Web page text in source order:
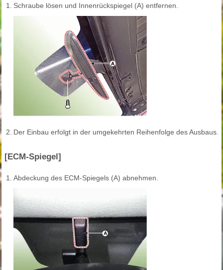
1. Schraube lösen und Innenrückspiegel (A) entfernen.
2. Der Einbau erfolgt in der umgekehrten Reihenfolge des Ausbaus.
[ECM-Spiegel]
1. Abdeckung des ECM-Spiegels (A) abnehmen.